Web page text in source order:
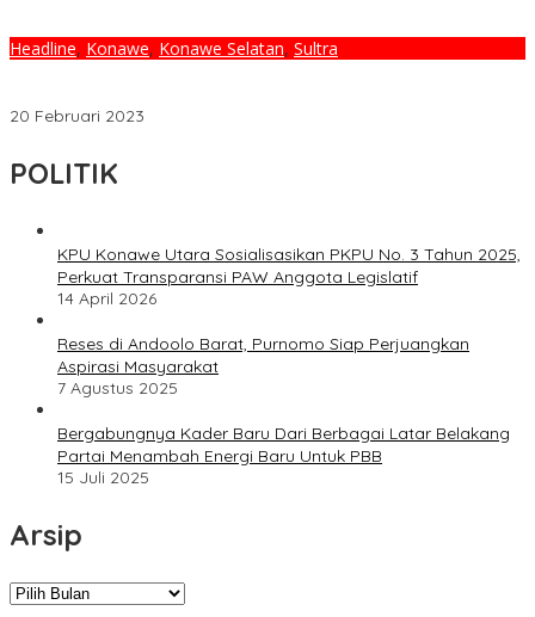
Headline, Konawe, Konawe Selatan, Sultra
20 Februari 2023
POLITIK
KPU Konawe Utara Sosialisasikan PKPU No. 3 Tahun 2025,
Perkuat Transparansi PAW Anggota Legislatif
14 April 2026
Reses di Andoolo Barat, Purnomo Siap Perjuangkan
Aspirasi Masyarakat
7 Agustus 2025
Bergabungnya Kader Baru Dari Berbagai Latar Belakang
Partai Menambah Energi Baru Untuk PBB
15 Juli 2025
Arsip
Arsip